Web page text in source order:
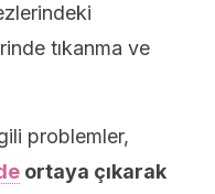
tıkanma ve
problemler,
ortaya çıkarak